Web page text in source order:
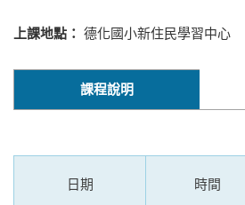
上課地點： 德化國小新住民學習中心
課程說明
日期 時間